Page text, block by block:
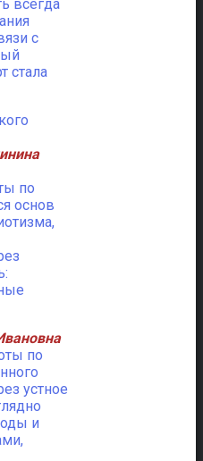
всегда
с
стала
по
основ
по
устное
и